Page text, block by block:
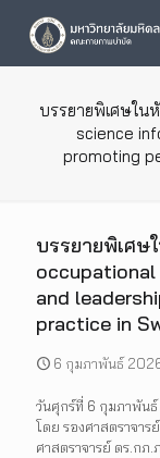
บรรยายพิเศษใน
science
promoting
บรรยายพิเศษ
and
practice in
6 กุมภาพันธ์
วันศุกร์ที่ 6 กุมภาพัน
โดย รองศาสตราจา
ศาสตราจารย์ ดร.ก